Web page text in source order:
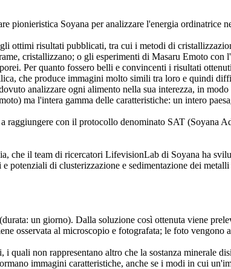
pionieristica Soyana per analizzare l'energia ordinatrice
ottimi risultati pubblicati, tra cui i metodi di
cristallizzano; o gli esperimenti di Masaru Emoto con
Per quanto fossero belli e convincenti i risultati
che produce immagini molto simili tra loro e quindi
analizzare ogni alimento nella sua interezza, in
ma l'intera gamma delle caratteristiche: un intero
raggiungere con il protocollo denominato SAT (Soyana
che il team di ricercatori LifevisionLab di Soyana ha
di clusterizzazione e sedimentazione dei metalli
un giorno). Dalla soluzione così ottenuta viene
osservata al microscopio e fotografata; le foto vengono
non rappresentano altro che la sostanza minerale
immagini caratteristiche, anche se i modi in cui